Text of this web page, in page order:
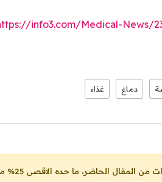
info3.com/Medical-News/
دماغ غذاء
حده الاقصى 25% من مجموع المقال، شرط: ذكر اسم المؤلف والناشر ووضع رابط